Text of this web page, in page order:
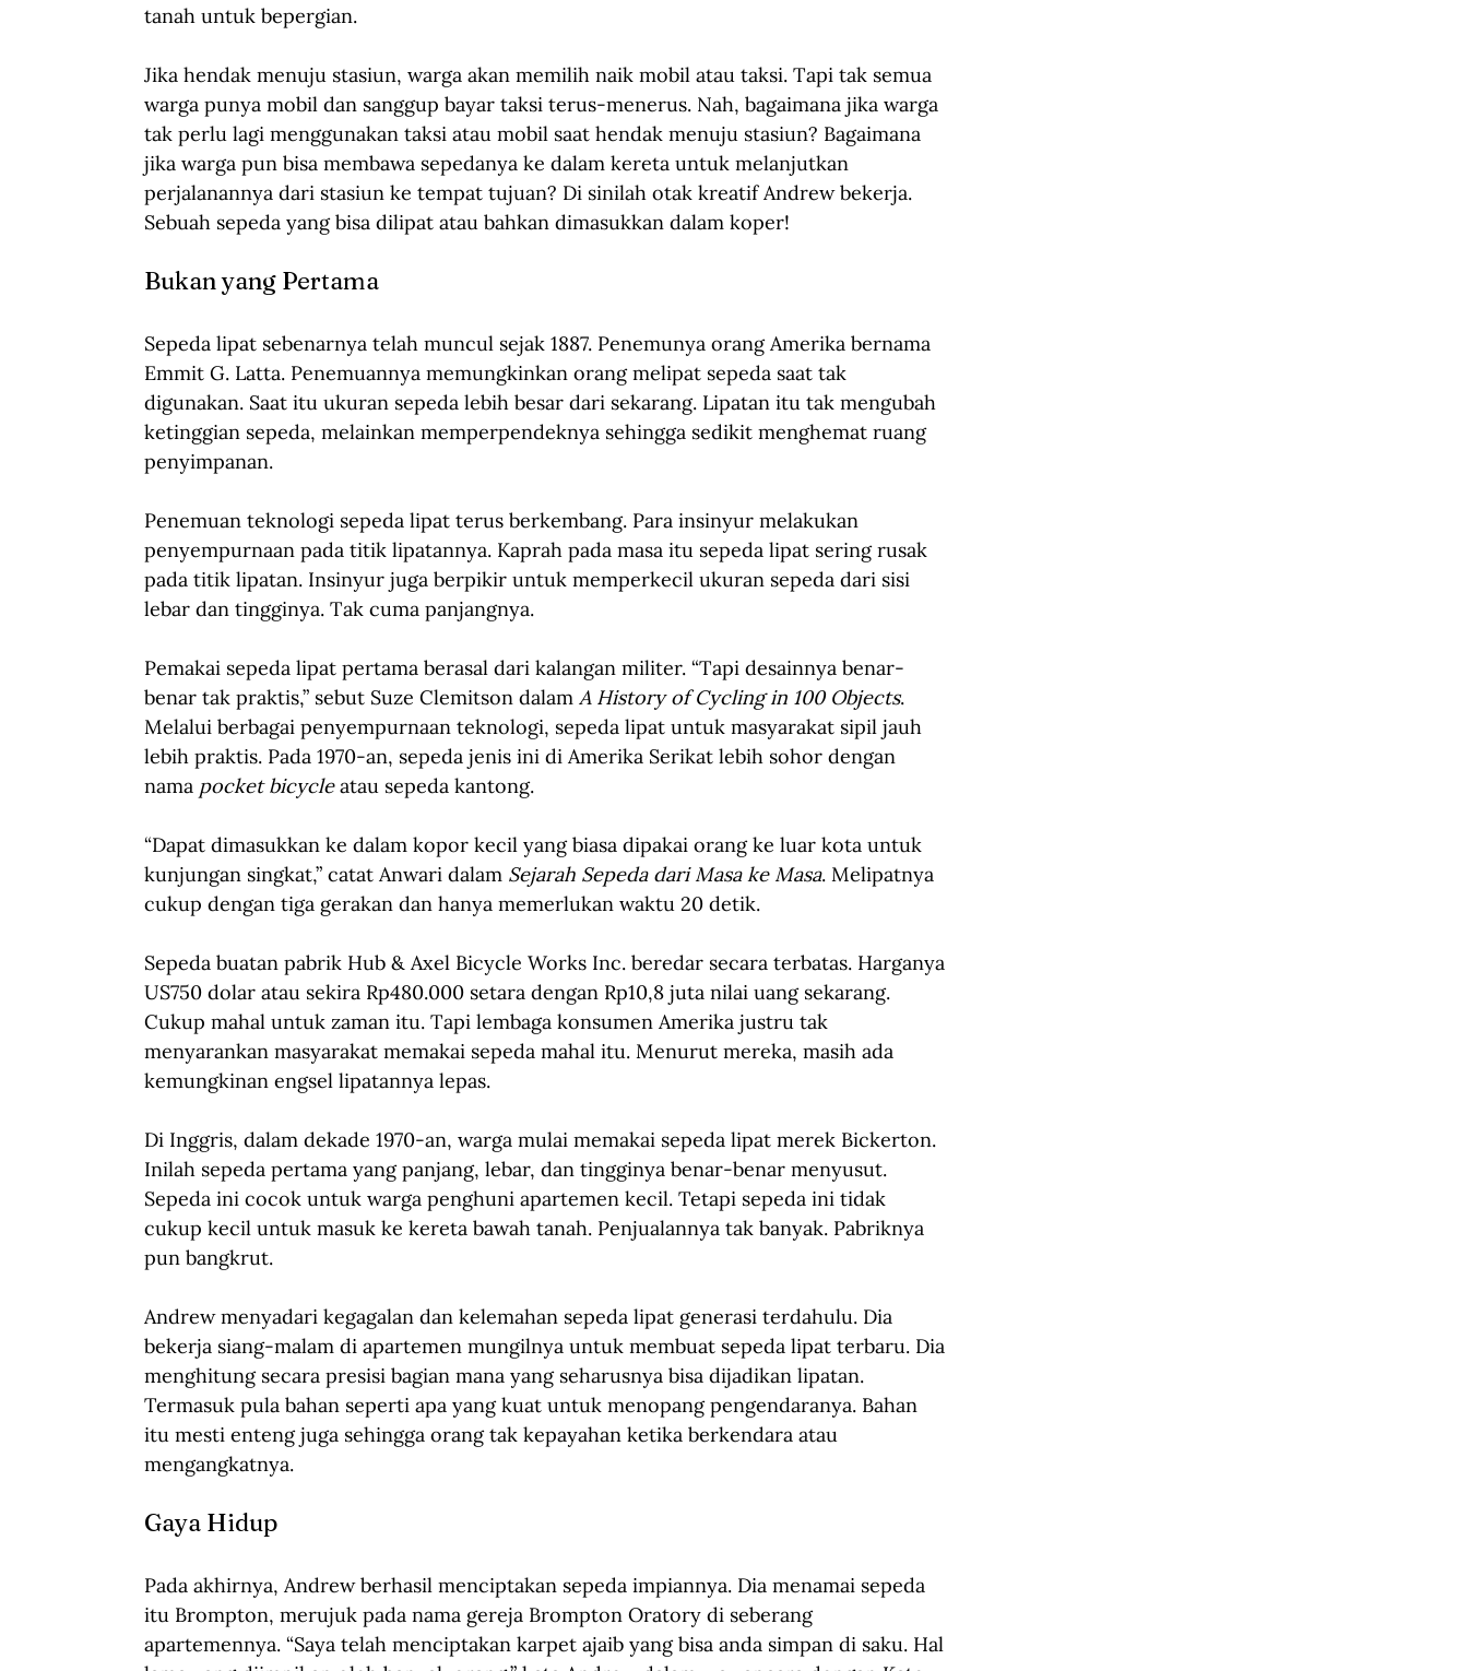
tanah untuk bepergian.
Jika hendak menuju stasiun, warga akan memilih naik mobil atau taksi. Tapi tak semua
warga punya mobil dan sanggup bayar taksi terus-menerus. Nah, bagaimana jika warga
tak perlu lagi menggunakan taksi atau mobil saat hendak menuju stasiun? Bagaimana
jika warga pun bisa membawa sepedanya ke dalam kereta untuk melanjutkan
perjalanannya dari stasiun ke tempat tujuan? Di sinilah otak kreatif Andrew bekerja.
Sebuah sepeda yang bisa dilipat atau bahkan dimasukkan dalam koper!
Bukan yang Pertama
Sepeda lipat sebenarnya telah muncul sejak 1887. Penemunya orang Amerika bernama
Emmit G. Latta. Penemuannya memungkinkan orang melipat sepeda saat tak
digunakan. Saat itu ukuran sepeda lebih besar dari sekarang. Lipatan itu tak mengubah
ketinggian sepeda, melainkan memperpendeknya sehingga sedikit menghemat ruang
penyimpanan.
Penemuan teknologi sepeda lipat terus berkembang. Para insinyur melakukan
penyempurnaan pada titik lipatannya. Kaprah pada masa itu sepeda lipat sering rusak
pada titik lipatan. Insinyur juga berpikir untuk memperkecil ukuran sepeda dari sisi
lebar dan tingginya. Tak cuma panjangnya.
Pemakai sepeda lipat pertama berasal dari kalangan militer. “Tapi desainnya benar-
benar tak praktis,” sebut Suze Clemitson dalam A History of Cycling in 100 Objects.
Melalui berbagai penyempurnaan teknologi, sepeda lipat untuk masyarakat sipil jauh
lebih praktis. Pada 1970-an, sepeda jenis ini di Amerika Serikat lebih sohor dengan
nama pocket bicycle atau sepeda kantong.
“Dapat dimasukkan ke dalam kopor kecil yang biasa dipakai orang ke luar kota untuk
kunjungan singkat,” catat Anwari dalam Sejarah Sepeda dari Masa ke Masa. Melipatnya
cukup dengan tiga gerakan dan hanya memerlukan waktu 20 detik.
Sepeda buatan pabrik Hub & Axel Bicycle Works Inc. beredar secara terbatas. Harganya
US750 dolar atau sekira Rp480.000 setara dengan Rp10,8 juta nilai uang sekarang.
Cukup mahal untuk zaman itu. Tapi lembaga konsumen Amerika justru tak
menyarankan masyarakat memakai sepeda mahal itu. Menurut mereka, masih ada
kemungkinan engsel lipatannya lepas.
Di Inggris, dalam dekade 1970-an, warga mulai memakai sepeda lipat merek Bickerton.
Inilah sepeda pertama yang panjang, lebar, dan tingginya benar-benar menyusut.
Sepeda ini cocok untuk warga penghuni apartemen kecil. Tetapi sepeda ini tidak
cukup kecil untuk masuk ke kereta bawah tanah. Penjualannya tak banyak. Pabriknya
pun bangkrut.
Andrew menyadari kegagalan dan kelemahan sepeda lipat generasi terdahulu. Dia
bekerja siang-malam di apartemen mungilnya untuk membuat sepeda lipat terbaru. Dia
menghitung secara presisi bagian mana yang seharusnya bisa dijadikan lipatan.
Termasuk pula bahan seperti apa yang kuat untuk menopang pengendaranya. Bahan
itu mesti enteng juga sehingga orang tak kepayahan ketika berkendara atau
mengangkatnya.
Gaya Hidup
Pada akhirnya, Andrew berhasil menciptakan sepeda impiannya. Dia menamai sepeda
itu Brompton, merujuk pada nama gereja Brompton Oratory di seberang
apartemennya. “Saya telah menciptakan karpet ajaib yang bisa anda simpan di saku. Hal